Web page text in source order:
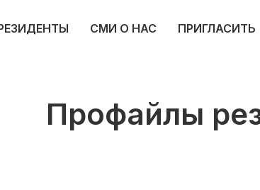
СМИ О НАС ПРИГЛАСИТЬ
Профайлы